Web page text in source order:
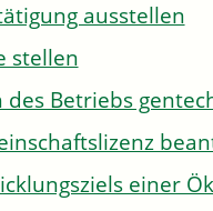
ausstellen
stellen
des Betriebs
einer